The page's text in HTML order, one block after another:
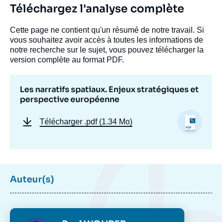
Téléchargez l'analyse complète
Cette page ne contient qu'un résumé de notre travail. Si
vous souhaitez avoir accès à toutes les informations de
notre recherche sur le sujet, vous pouvez télécharger la
version complète au format PDF.
Les narratifs spatiaux. Enjeux stratégiques et
perspective européenne
Télécharger .pdf (1.34 Mo)
Auteur(s)